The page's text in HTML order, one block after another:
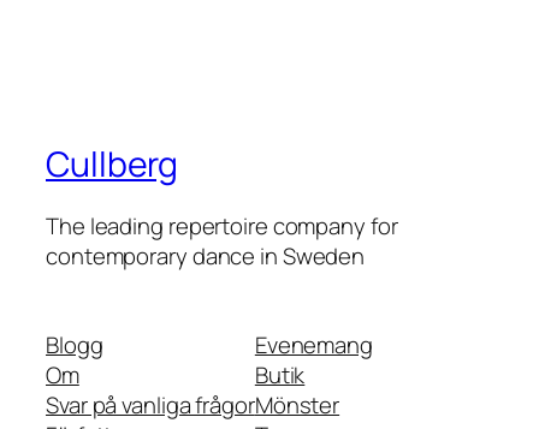
Cullberg
The leading repertoire company for
contemporary dance in Sweden
Blogg
Om
Svar på vanliga frågor
Evenemang
Butik
Mönster